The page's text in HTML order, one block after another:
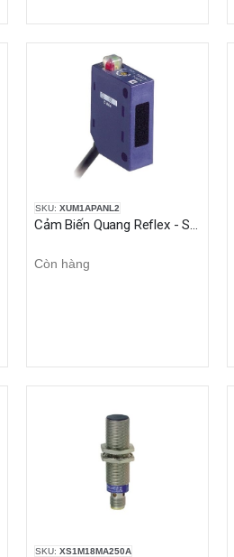
SKU: XUM1APANL2
Cảm Biến Quang Reflex - Sn 4m - 12..24VDC - cable 2m
Còn hàng
SKU: XS1M18MA250A